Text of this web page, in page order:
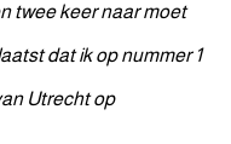
twee keer naar moet
dat ik op nummer 1
Utrecht op